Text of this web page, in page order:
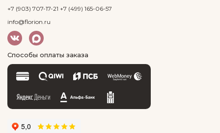
+7 (903) 707-17-21 +7 (499) 165-06-57
info@florion.ru
Способы оплаты заказа